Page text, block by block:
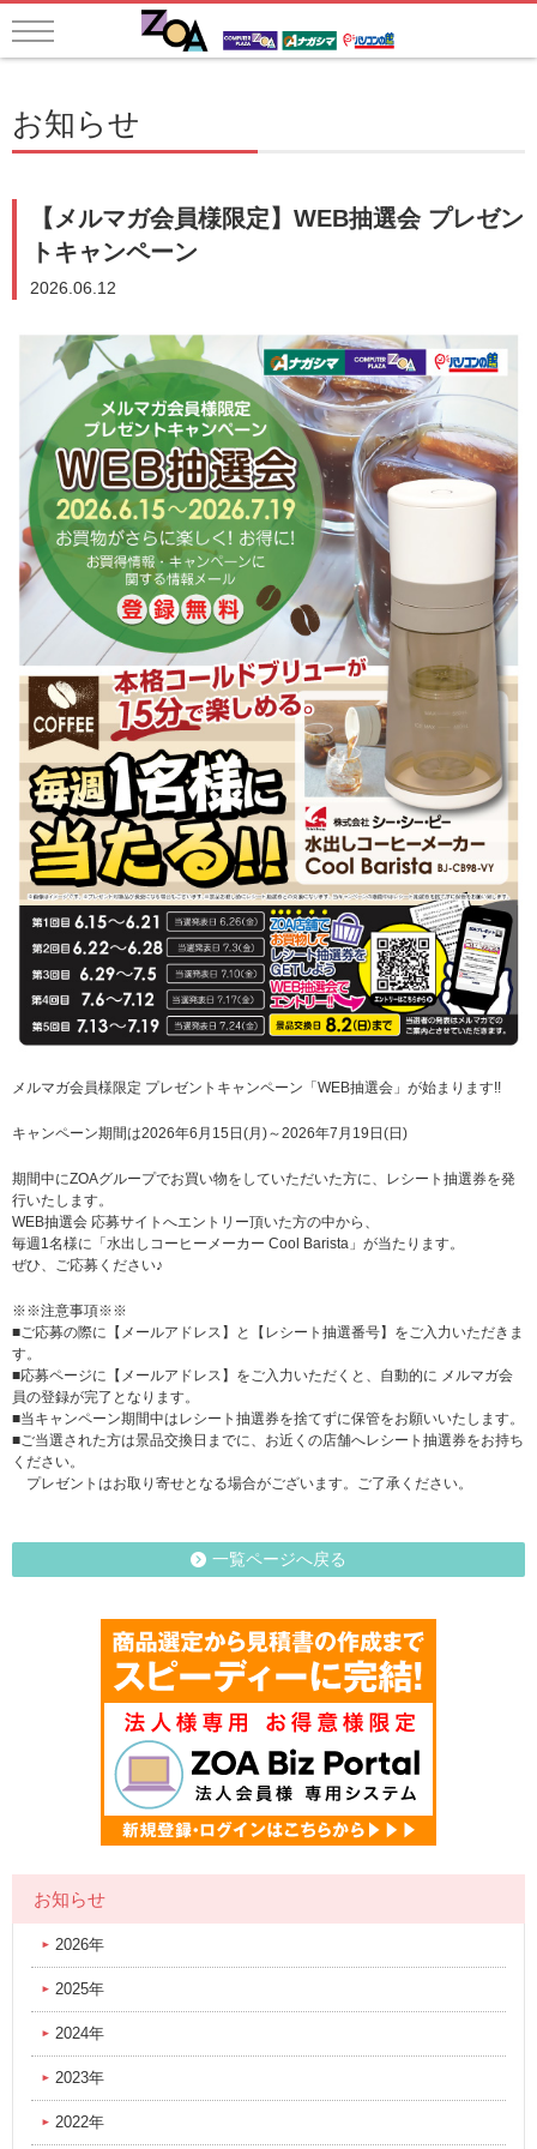
お知らせ
【メルマガ会員様限定】WEB抽選会 プレゼン
トキャンペーン
2026.06.12
メルマガ会員様限定 プレゼントキャンペーン「WEB抽選会」が始まります!!
キャンペーン期間は2026年6月15日(月)～2026年7月19日(日)
期間中にZOAグループでお買い物をしていただいた方に、レシート抽選券を発
行いたします。
WEB抽選会 応募サイトへエントリー頂いた方の中から、
毎週1名様に「水出しコーヒーメーカー Cool Barista」が当たります。
ぜひ、ご応募ください♪
※※注意事項※※
■ご応募の際に【メールアドレス】と【レシート抽選番号】をご入力いただきま
す。
■応募ページに【メールアドレス】をご入力いただくと、自動的に メルマガ会
員の登録が完了となります。
■当キャンペーン期間中はレシート抽選券を捨てずに保管をお願いいたします。
■ご当選された方は景品交換日までに、お近くの店舗へレシート抽選券をお持ち
ください。
プレゼントはお取り寄せとなる場合がございます。ご了承ください。
一覧ページへ戻る
お知らせ
2026年
2025年
2024年
2023年
2022年